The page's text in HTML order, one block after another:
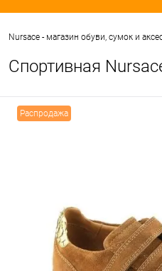
Nursace - магазин обуви, сумок и
Спортивная
Распродажа